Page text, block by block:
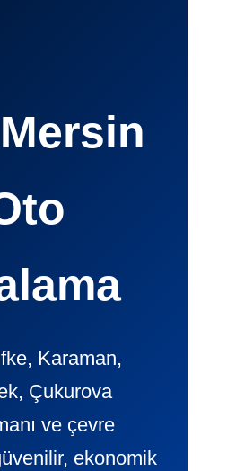
Karaman,
Çukurova
ve çevre
ekonomik